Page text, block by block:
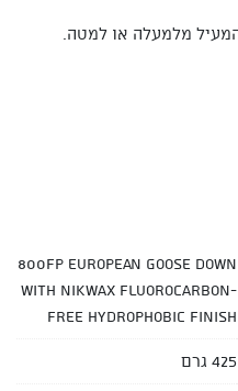
מלמעלה או למטה.
800FP European Goose Down
with Nikwax Fluorocarbon-
Free Hydrophobic Finish
425 גרם